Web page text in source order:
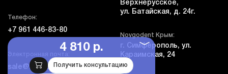
4 810 р.
Получить консультацию
Телефон:
+7 961 446-83-80
Электронная почта:
sale@novgodent.pro
Верхнерусское,
ул. Батайская, д. 24г.
Novgodent Крым:
г. Симферополь, ул.
Караимская, 24